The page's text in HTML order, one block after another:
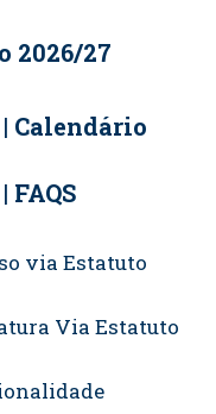
2026/27
Calendário
via Estatuto
Via Estatuto